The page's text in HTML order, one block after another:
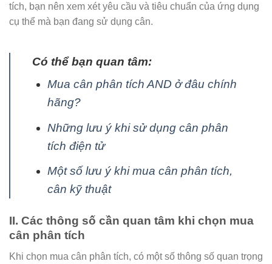
tích, bạn nên xem xét yêu cầu và tiêu chuẩn của ứng dụng
cụ thể mà bạn đang sử dụng cân.
Có thể bạn quan tâm:
Mua cân phân tích AND ở đâu chính
hãng?
Những lưu ý khi sử dụng cân phân
tích điện tử
Một số lưu ý khi mua cân phân tích,
cân kỹ thuật
II. Các thông số cần quan tâm khi chọn mua
cân phân tích
Khi chọn mua cân phân tích, có một số thông số quan trọng